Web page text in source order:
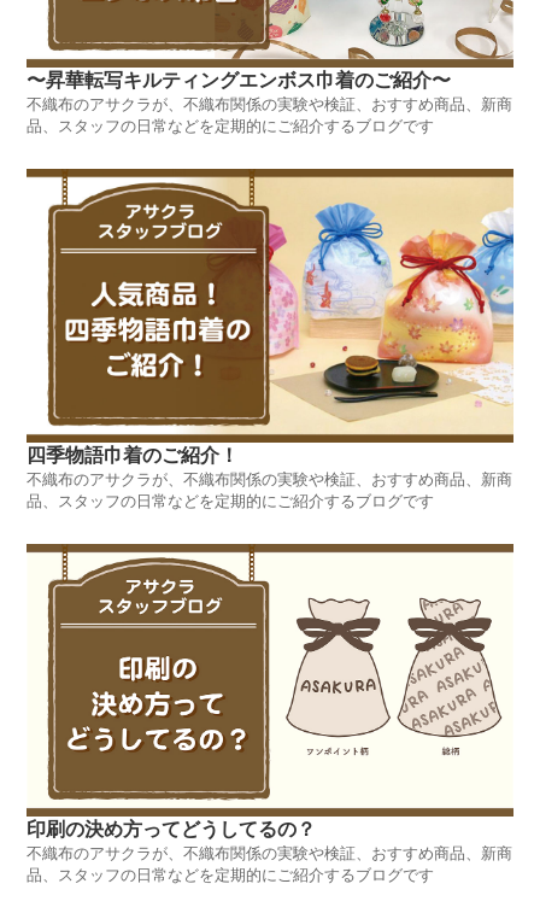
〜昇華転写キルティングエンボス巾着のご紹介〜
不織布のアサクラが、不織布関係の実験や検証、おすすめ商品、新商
品、スタッフの日常などを定期的にご紹介するブログです
四季物語巾着のご紹介！
不織布のアサクラが、不織布関係の実験や検証、おすすめ商品、新商
品、スタッフの日常などを定期的にご紹介するブログです
印刷の決め方ってどうしてるの？
不織布のアサクラが、不織布関係の実験や検証、おすすめ商品、新商
品、スタッフの日常などを定期的にご紹介するブログです